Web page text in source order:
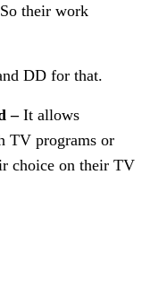
their work
DD for that.
– It allows
TV programs or
choice on their TV